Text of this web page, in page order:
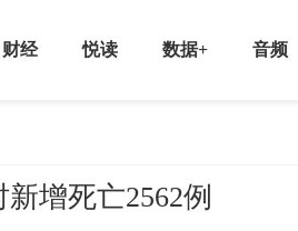
财经 悦读 数据+ 音频
增死亡2562例